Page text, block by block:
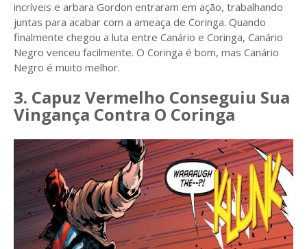
incríveis e arbara Gordon entraram em ação, trabalhando
juntas para acabar com a ameaça de Coringa. Quando
finalmente chegou a luta entre Canário e Coringa, Canário
Negro venceu facilmente. O Coringa é bom, mas Canário
Negro é muito melhor.
3. Capuz Vermelho Conseguiu Sua
Vingança Contra O Coringa